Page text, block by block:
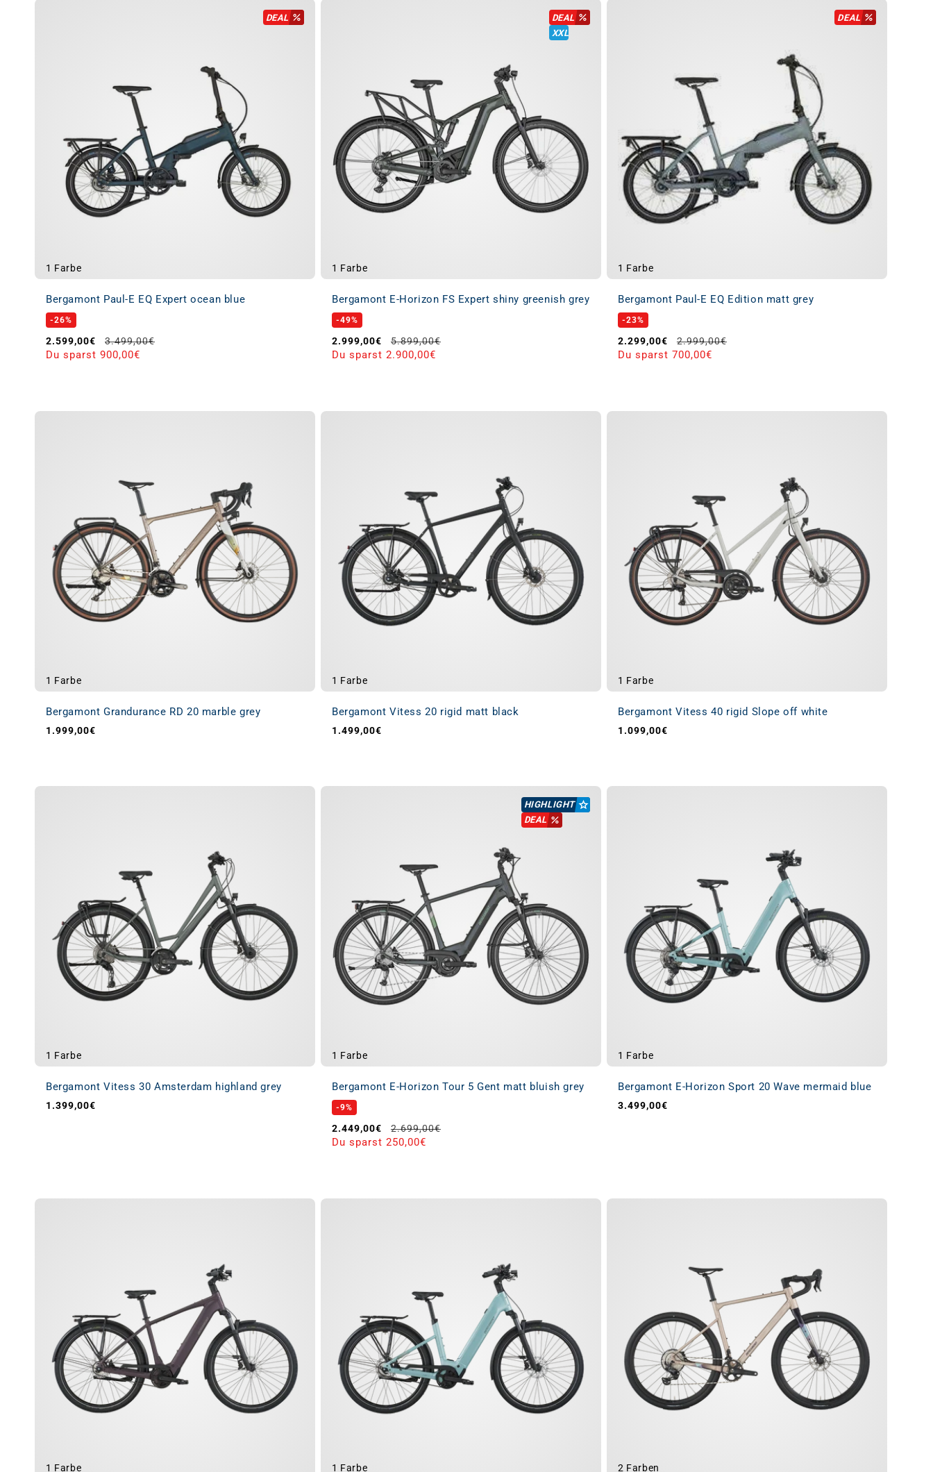
DEAL
1 Farbe
Bergamont Paul-E EQ Expert ocean blue
-26%
Verkaufspreis
2.599,00€ Normaler Preis
3.499,00€
Du sparst 900,00€
DEAL
XXL
1 Farbe
Bergamont E-Horizon FS Expert shiny greenish grey
-49%
Verkaufspreis
2.999,00€ Normaler Preis
5.899,00€
Du sparst 2.900,00€
DEAL
1 Farbe
Bergamont Paul-E EQ Edition matt grey
-23%
Verkaufspreis
2.299,00€ Normaler Preis
2.999,00€
Du sparst 700,00€
1 Farbe
Bergamont Grandurance RD 20 marble grey
Normaler Preis
1.999,00€
1 Farbe
Bergamont Vitess 20 rigid matt black
Normaler Preis
1.499,00€
1 Farbe
Bergamont Vitess 40 rigid Slope off white
Normaler Preis
1.099,00€
1 Farbe
Bergamont Vitess 30 Amsterdam highland grey
Normaler Preis
1.399,00€
HIGHLIGHT
DEAL
1 Farbe
Bergamont E-Horizon Tour 5 Gent matt bluish grey
-9%
Verkaufspreis
2.449,00€ Normaler Preis
2.699,00€
Du sparst 250,00€
1 Farbe
Bergamont E-Horizon Sport 20 Wave mermaid blue
Normaler Preis
3.499,00€
1 Farbe 1 Farbe 2 Farben